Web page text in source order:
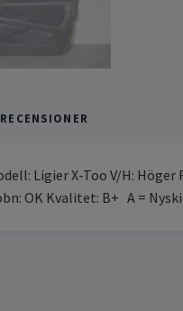
RECENSIONER
Ligier X-Too V/H:
OK Kvalitet: B+ A =